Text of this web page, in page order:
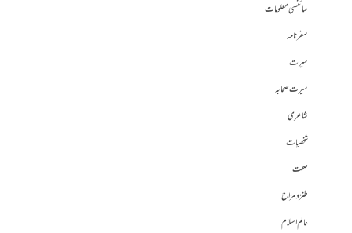
سائنسی معلومات
سفرنامہ
سیرت
سیرت صحابہ
شاعری
شخصیات
صحت
طنز و مزاح
عالم اسلام